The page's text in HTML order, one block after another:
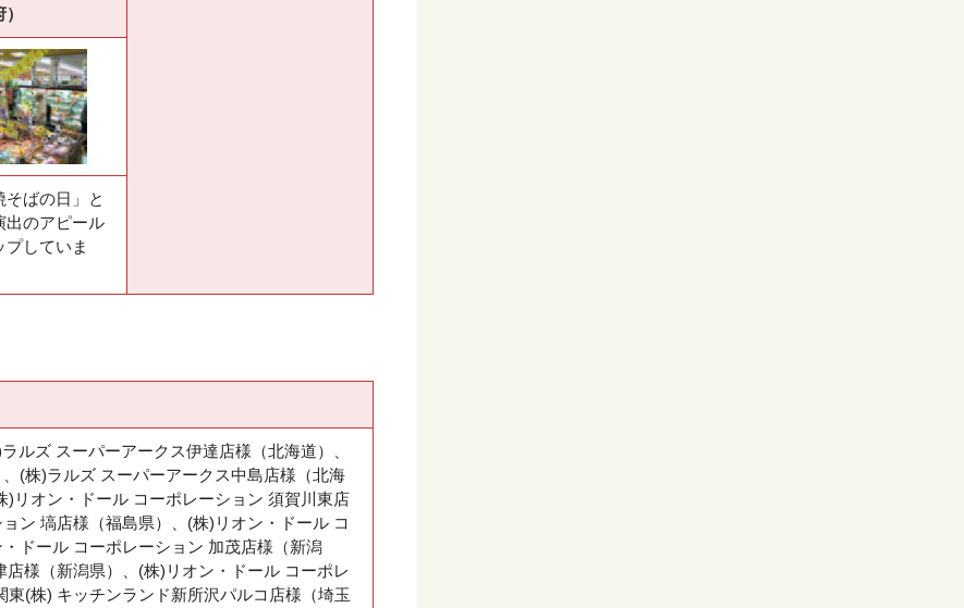
そばの日」と
出のアピール
プしていま
ルズ スーパーアークス伊達店様（北海道）、
(株)ラルズ スーパーアークス中島店様（北海
リオン・ドール コーポレーション 須賀川東店
ン 塙店様（福島県）、(株)リオン・ドール コ
ドール コーポレーション 加茂店様（新潟
様（新潟県）、(株)リオン・ドール コーポレ
(株) キッチンランド新所沢パルコ店様（埼玉